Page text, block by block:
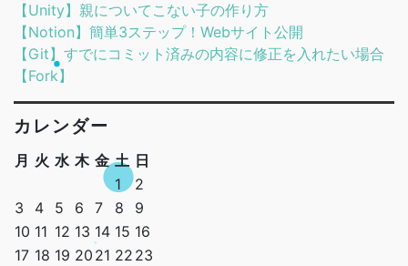
【Unity】親についてこない子の作り方
【Notion】簡単3ステップ！Webサイト公開
【Git】すでにコミット済みの内容に修正を入れたい場合
【Fork】
カレンダー
月 火 水 木 金 土 日
1
2
3
4 5 6 7 8
9
10 11 12 13 14 15 16
17 18 19 20 21 22 23